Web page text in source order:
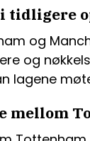
og
og
lagene
mellom